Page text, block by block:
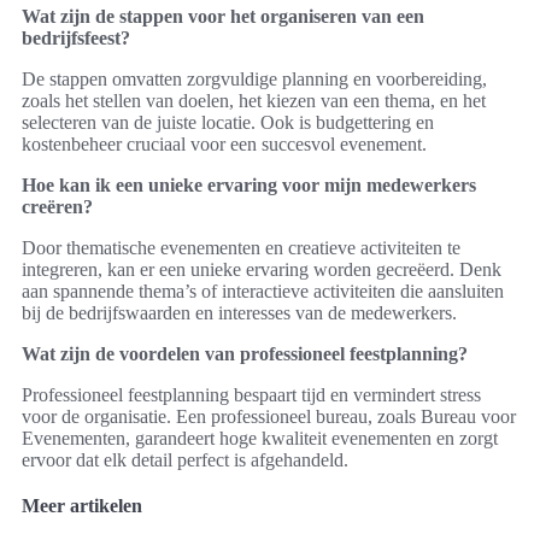
Wat zijn de stappen voor het organiseren van een
bedrijfsfeest?
De stappen omvatten zorgvuldige planning en voorbereiding,
zoals het stellen van doelen, het kiezen van een thema, en het
selecteren van de juiste locatie. Ook is budgettering en
kostenbeheer cruciaal voor een succesvol evenement.
Hoe kan ik een unieke ervaring voor mijn medewerkers
creëren?
Door thematische evenementen en creatieve activiteiten te
integreren, kan er een unieke ervaring worden gecreëerd. Denk
aan spannende thema’s of interactieve activiteiten die aansluiten
bij de bedrijfswaarden en interesses van de medewerkers.
Wat zijn de voordelen van professioneel feestplanning?
Professioneel feestplanning bespaart tijd en vermindert stress
voor de organisatie. Een professioneel bureau, zoals Bureau voor
Evenementen, garandeert hoge kwaliteit evenementen en zorgt
ervoor dat elk detail perfect is afgehandeld.
Meer artikelen